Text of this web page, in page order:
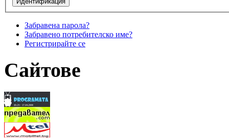
Забравена парола?
Забравено потребителско име?
Регистрирайте се
Сайтове